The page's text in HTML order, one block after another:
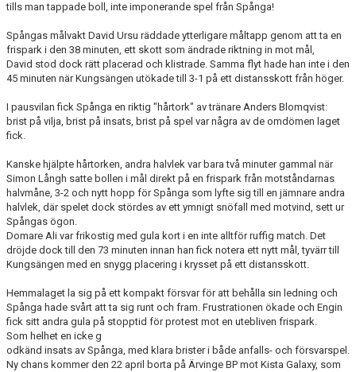
tills man tappade boll, inte imponerande spel från Spånga!
Spångas målvakt David Ursu räddade ytterligare måltapp genom att ta en
frispark i den 38 minuten, ett skott som ändrade riktning in mot mål,
David stod dock rätt placerad och klistrade. Samma flyt hade han inte i den
45 minuten när Kungsängen utökade till 3-1 på ett distansskott från höger.
I pausvilan fick Spånga en riktig "hårtork" av tränare Anders Blomqvist:
brist på vilja, brist på insats, brist på spel var några av de omdömen laget
fick.
Kanske hjälpte hårtorken, andra halvlek var bara två minuter gammal när
Simon Långh satte bollen i mål direkt på en frispark från motståndarnas
halvmåne, 3-2 och nytt hopp för Spånga som lyfte sig till en jämnare andra
halvlek, där spelet dock stördes av ett ymnigt snöfall med motvind, sett ur
Spångas ögon.
Domare Ali var frikostig med gula kort i en inte alltför ruffig match. Det
dröjde dock till den 73 minuten innan han fick notera ett nytt mål, tyvärr till
Kungsängen med en snygg placering i krysset på ett distansskott.
Hemmalaget la sig på ett kompakt försvar för att behålla sin ledning och
Spånga hade svårt att ta sig runt och fram. Frustrationen ökade och Engin
fick sitt andra gula på stopptid för protest mot en utebliven frispark.
Som helhet en icke g
odkänd insats av Spånga, med klara brister i både anfalls- och försvarspel.
Ny chans kommer den 22 april borta på Ärvinge BP mot Kista Galaxy, som